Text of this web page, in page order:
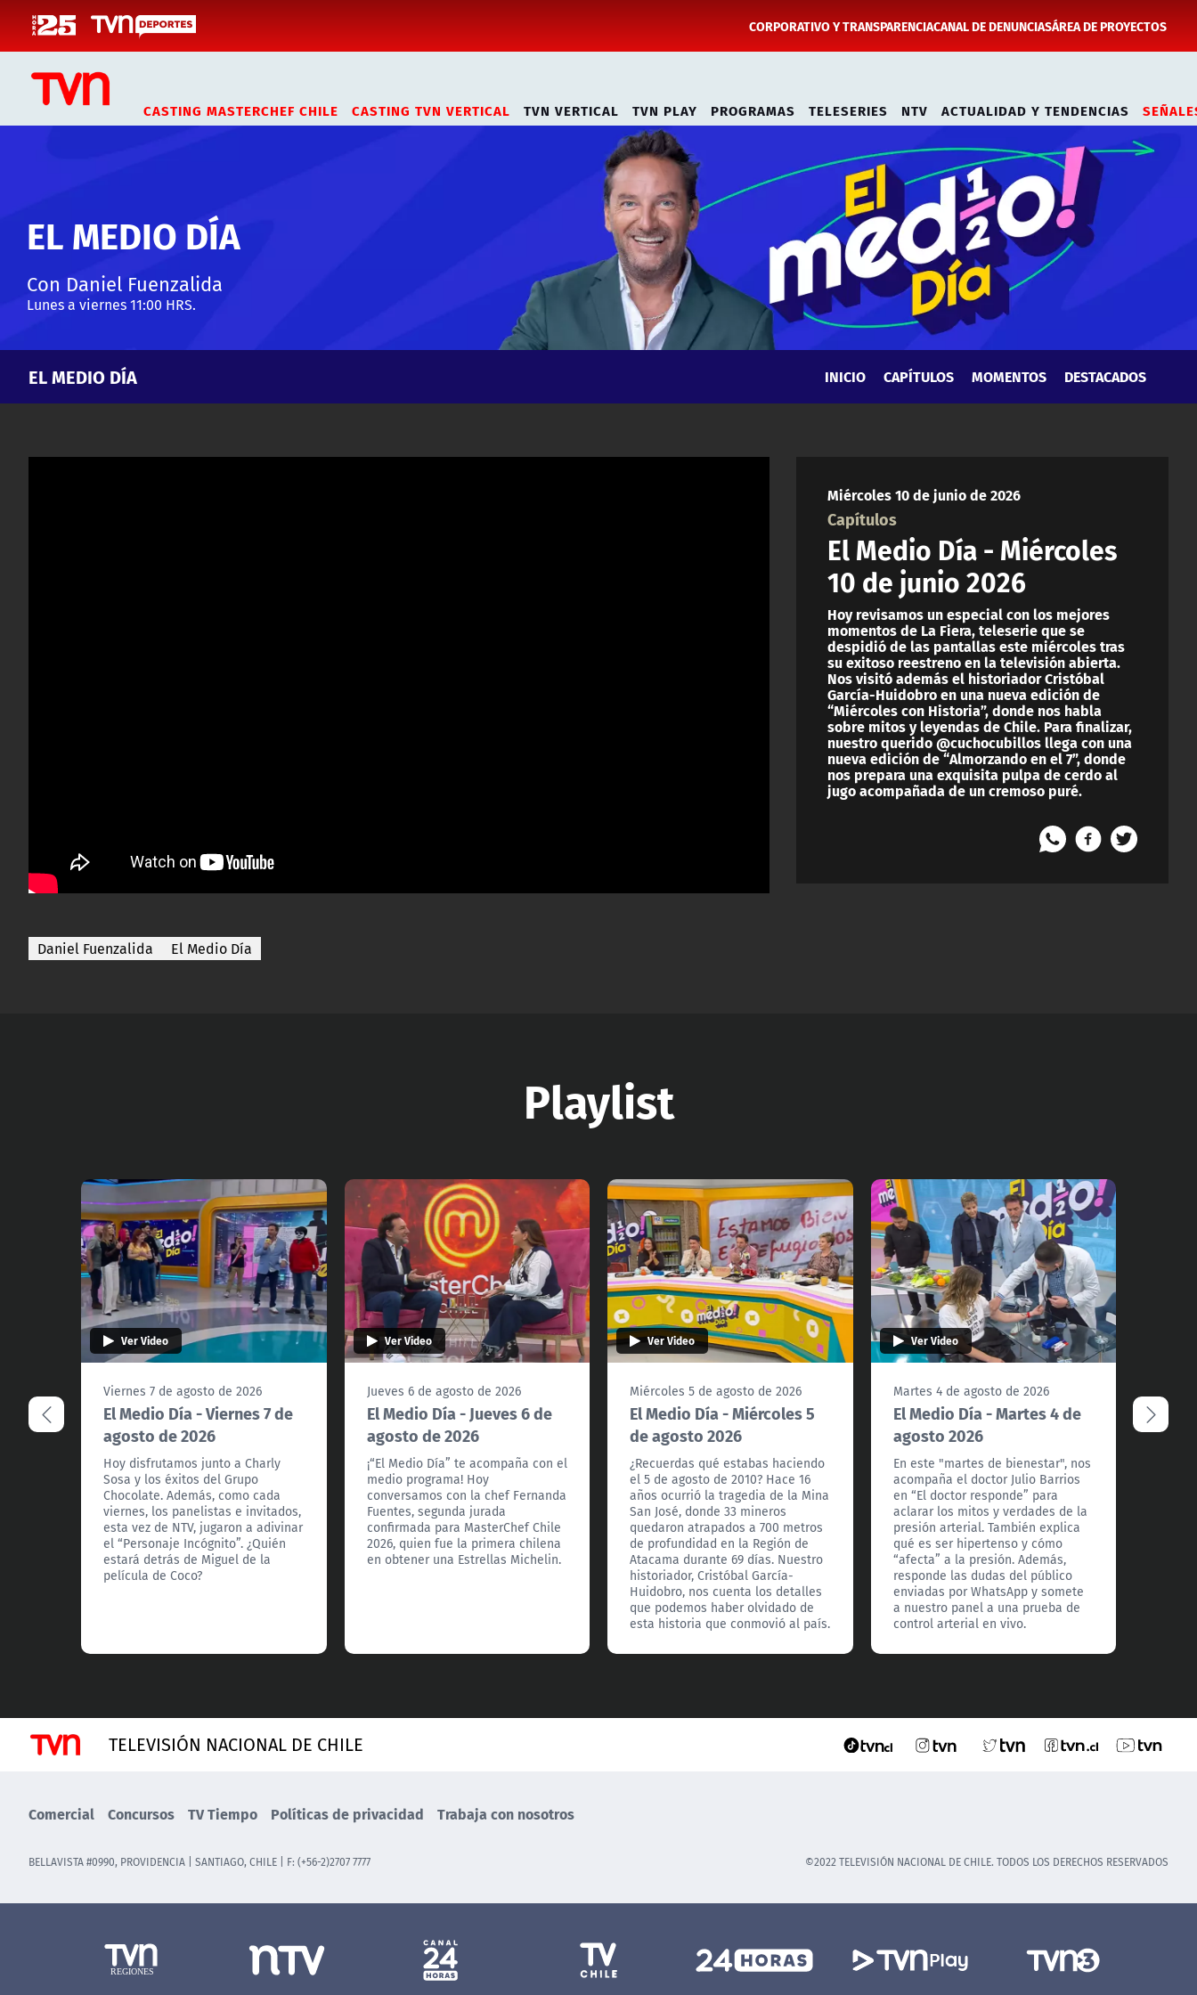
CORPORATIVO Y TRANSPARENCIACANAL DE DENUNCIASÁREA DE PROYECTOS
CASTING MASTERCHEF CHILE CASTING TVN VERTICAL TVN VERTICAL TVN PLAY PROGRAMAS TELESERIES NTV ACTUALIDAD Y TENDENCIAS
EL MEDIO DÍA
Con Daniel Fuenzalida
Lunes a viernes 11:00 HRS.
EL MEDIO DÍA INICIO CAPÍTULOS MOMENTOS DESTACADOS
Miércoles 10 de junio de 2026
Capítulos
El Medio Día - Miércoles
10 de junio 2026
Hoy revisamos un especial con los mejores
momentos de La Fiera, teleserie que se
despidió de las pantallas este miércoles tras
su exitoso reestreno en la televisión abierta.
Nos visitó además el historiador Cristóbal
García-Huidobro en una nueva edición de
“Miércoles con Historia”, donde nos habla
sobre mitos y leyendas de Chile. Para finalizar,
nuestro querido @cuchocubillos llega con una
nueva edición de “Almorzando en el 7”, donde
nos prepara una exquisita pulpa de cerdo al
jugo acompañada de un cremoso puré.
Daniel Fuenzalida El Medio Día
Playlist
Ver Video
Viernes 7 de agosto de 2026
El Medio Día - Viernes 7 de
agosto de 2026
Hoy disfrutamos junto a Charly
Sosa y los éxitos del Grupo
Chocolate. Además, como cada
viernes, los panelistas e invitados,
esta vez de NTV, jugaron a adivinar
el “Personaje Incógnito”. ¿Quién
estará detrás de Miguel de la
película de Coco?
Ver Video
Jueves 6 de agosto de 2026
El Medio Día - Jueves 6 de
agosto de 2026
¡“El Medio Día” te acompaña con el
medio programa! Hoy
conversamos con la chef Fernanda
Fuentes, segunda jurada
confirmada para MasterChef Chile
2026, quien fue la primera chilena
en obtener una Estrellas Michelin.
Ver Video
Miércoles 5 de agosto de 2026
El Medio Día - Miércoles 5
de agosto 2026
¿Recuerdas qué estabas haciendo
el 5 de agosto de 2010? Hace 16
años ocurrió la tragedia de la Mina
San José, donde 33 mineros
quedaron atrapados a 700 metros
de profundidad en la Región de
Atacama durante 69 días. Nuestro
historiador, Cristóbal García-
Huidobro, nos cuenta los detalles
que podemos haber olvidado de
esta historia que conmovió al país.
Ver Video
Martes 4 de agosto de 2026
El Medio Día - Martes 4 de
agosto 2026
En este "martes de bienestar", nos
acompaña el doctor Julio Barrios
en “El doctor responde” para
aclarar los mitos y verdades de la
presión arterial. También explica
qué es ser hipertenso y cómo
“afecta” a la presión. Además,
responde las dudas del público
enviadas por WhatsApp y somete
a nuestro panel a una prueba de
control arterial en vivo.
TELEVISIÓN NACIONAL DE CHILE
Comercial Concursos TV Tiempo Políticas de privacidad Trabaja con nosotros
BELLAVISTA #0990, PROVIDENCIA | SANTIAGO, CHILE | F: (+56-2)2707 7777 ©2022 TELEVISIÓN NACIONAL DE CHILE. TODOS LOS DERECHOS RESERVADOS